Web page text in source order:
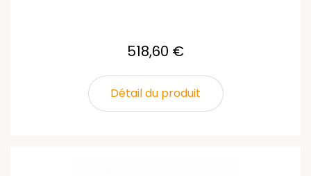
518,60 €
Détail du produit